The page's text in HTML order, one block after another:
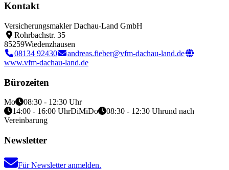
Kontakt
Versicherungsmakler Dachau-Land GmbH
Rohrbachstr. 35
85259Wiedenzhausen
08134 92430
andreas.fieber@vfm-dachau-land.de
www.vfm-dachau-land.de
Bürozeiten
Mo
08:30 - 12:30 Uhr
14:00 - 16:00 UhrDiMiDo 08:30 - 12:30 Uhrund nach
Vereinbarung
Newsletter
Für Newsletter anmelden.